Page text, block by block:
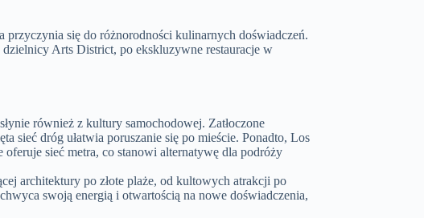
przyczynia się do różnorodności kulinarnych doświadczeń.
Arts District, po ekskluzywne restauracje w
również z kultury samochodowej. Zatłoczone
sieć dróg ułatwia poruszanie się po mieście. Ponadto, Los
sieć metra, co stanowi alternatywę dla podróży
architektury po złote plaże, od kultowych atrakcji po
swoją energią i otwartością na nowe doświadczenia,